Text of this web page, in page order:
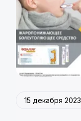
15 декабря 2023